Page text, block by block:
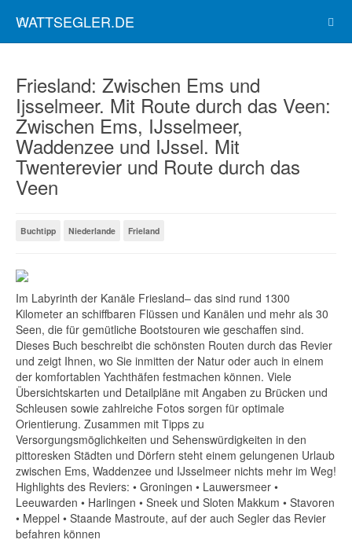
WATTSEGLER.DE
Friesland: Zwischen Ems und
Ijsselmeer. Mit Route durch das Veen:
Zwischen Ems, IJsselmeer,
Waddenzee und IJssel. Mit
Twenterevier und Route durch das
Veen
Buchtipp Niederlande Frieland
Im Labyrinth der Kanäle Friesland– das sind rund 1300
Kilometer an schiffbaren Flüssen und Kanälen und mehr als 30
Seen, die für gemütliche Bootstouren wie geschaffen sind.
Dieses Buch beschreibt die schönsten Routen durch das Revier
und zeigt Ihnen, wo Sie inmitten der Natur oder auch in einem
der komfortablen Yachthäfen festmachen können. Viele
Übersichtskarten und Detailpläne mit Angaben zu Brücken und
Schleusen sowie zahlreiche Fotos sorgen für optimale
Orientierung. Zusammen mit Tipps zu
Versorgungsmöglichkeiten und Sehenswürdigkeiten in den
pittoresken Städten und Dörfern steht einem gelungenen Urlaub
zwischen Ems, Waddenzee und IJsselmeer nichts mehr im Weg!
Highlights des Reviers: • Groningen • Lauwersmeer •
Leeuwarden • Harlingen • Sneek und Sloten Makkum • Stavoren
• Meppel • Staande Mastroute, auf der auch Segler das Revier
befahren können